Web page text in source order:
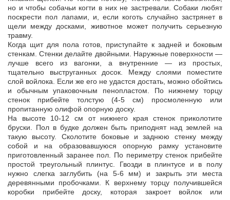
но и чтобы собачьи когти в них не застревали. Собаки любят
поскрести пол лапами, и, если коготь случайно застрянет в
щели между досками, животное может получить серьезную
травму.
Когда щит для пола готов, приступайте к задней и боковым
стенкам. Стенки делайте двойными. Наружные поверхности —
лучше всего из вагонки, а внутренние — из простых,
тщательно выструганных досок. Между слоями поместите
слой войлока. Если же его не удастся достать, можно обойтись
и обычным упаковочным пенопластом. По нижнему торцу
стенок прибейте толстую (4-5 см) просмоленную или
пропитанную олифой опорную доску.
На высоте 10-12 см от нижнего края стенок приколотите
бруски. Пол в будке должен быть приподнят над землей на
такую высоту. Сколотите боковые и заднюю стенку между
собой и на образовавшуюся опорную рамку установите
приготовленный заранее пол. По периметру стенок прибейте
простой треугольный плинтус. Гвозди в плинтусе и в полу
нужно слегка заглубить (на 5-6 мм) и закрыть эти места
деревянными пробочками. К верхнему торцу получившейся
коробки прибейте доску, которая закроет войлок или